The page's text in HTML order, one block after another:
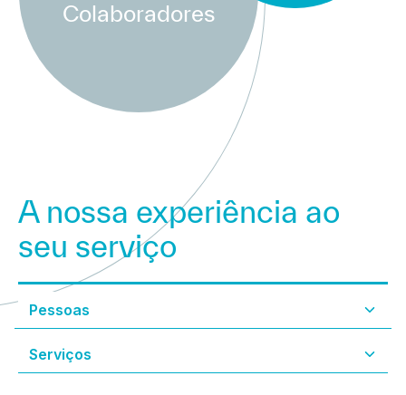
Colaboradores
A nossa experiência ao
seu serviço